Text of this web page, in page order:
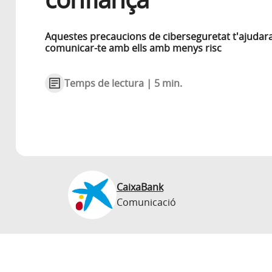
Aquestes precaucions de ciberseguretat
comunicar-te amb ells amb menys risc
Temps de lectura | 5 min.
CaixaBank
Comunicació